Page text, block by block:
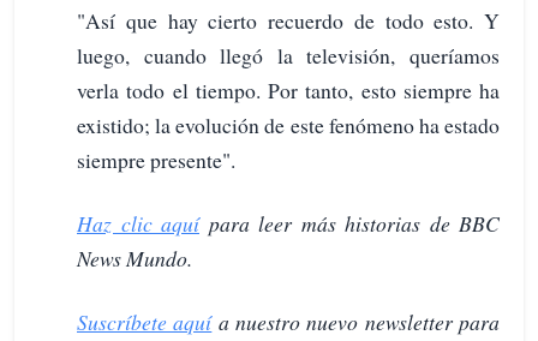
"Así que hay cierto recuerdo de todo esto. Y
luego, cuando llegó la televisión, queríamos
verla todo el tiempo. Por tanto, esto siempre ha
existido; la evolución de este fenómeno ha estado
siempre presente".
Haz clic aquípara leer más historias de BBC
News Mundo.
Suscríbete aquía nuestro nuevo newsletter para